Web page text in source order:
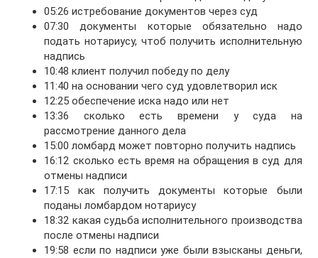
05:26 истребование документов через суд
07:30 документы которые обязательно надо
подать нотариусу, чтоб получить исполнительную
надпись
10:48 клиент получил победу по делу
11:40 на основании чего суд удовлетворил иск
12:25 обеспечение иска надо или нет
13:36 сколько есть времени у суда на
рассмотрение данного дела
15:00 ломбард может повторно получить надпись
16:12 сколько есть время на обращения в суд для
отмены надписи
17:15 как получить документы которые были
поданы ломбардом нотариусу
18:32 какая судьба исполнительного производства
после отмены надписи
19:58 если по надписи уже были взысканы деньги,